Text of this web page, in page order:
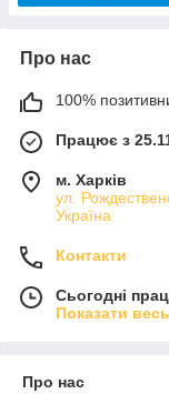
Про нас
100%
Працює з
м. Харків
ул.
Україна
Контакти
Сьогодні
Показати
Про нас